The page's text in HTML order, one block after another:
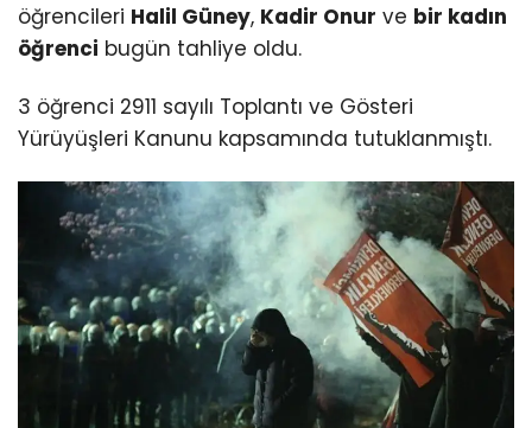
öğrencileri Halil Güney, Kadir Onur ve bir kadın
öğrenci bugün tahliye oldu.
3 öğrenci 2911 sayılı Toplantı ve Gösteri
Yürüyüşleri Kanunu kapsamında tutuklanmıştı.